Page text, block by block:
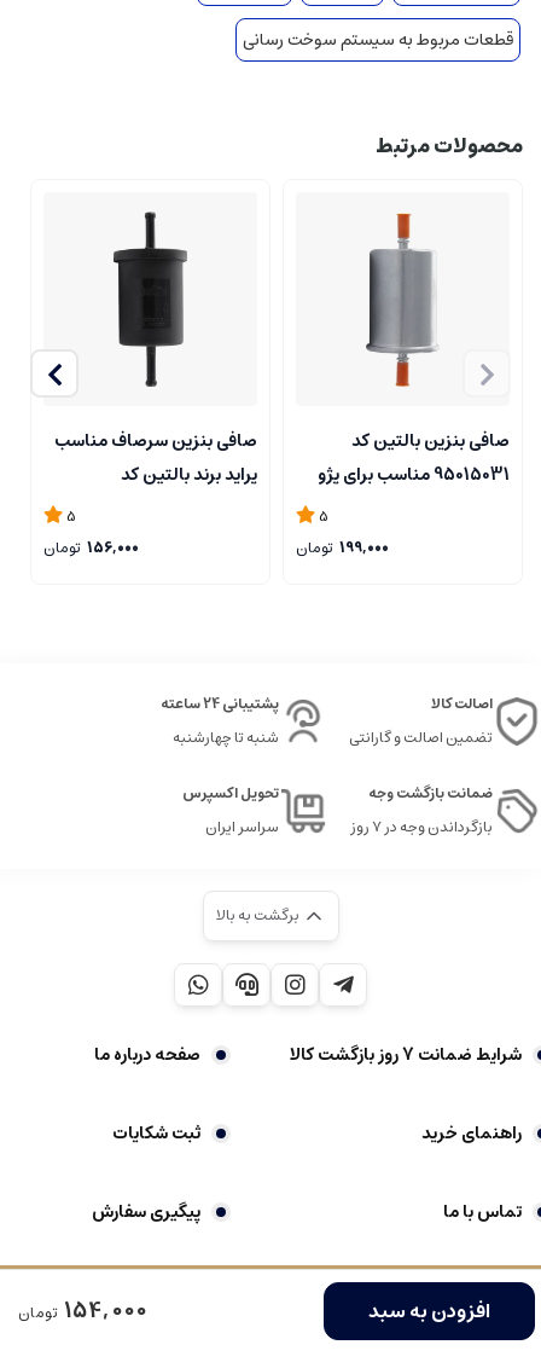
افزودن به سبد 154,000 تومان
قطعات مربوط به سیستم سوخت رسانی
محصولات مرتبط
صافی بنزین بالتین کد
95015031 مناسب برای پژو
5
199,000 تومان
صافی بنزین سرصاف مناسب
پراید برند بالتین کد
5
156,000 تومان
اصالت کالا
تضمین اصالت و گارانتی
پشتیبانی 24 ساعته
شنبه تا چهارشنبه
ضمانت بازگشت وجه
بازگرداندن وجه در ۷ روز
تحویل اکسپرس
سراسر ایران
برگشت به بالا
شرایط ضمانت 7 روز بازگشت کالا صفحه درباره ما
راهنمای خرید ثبت شکایات
تماس با ما پیگیری سفارش
کلیه حقوق این سایت محفوظ است